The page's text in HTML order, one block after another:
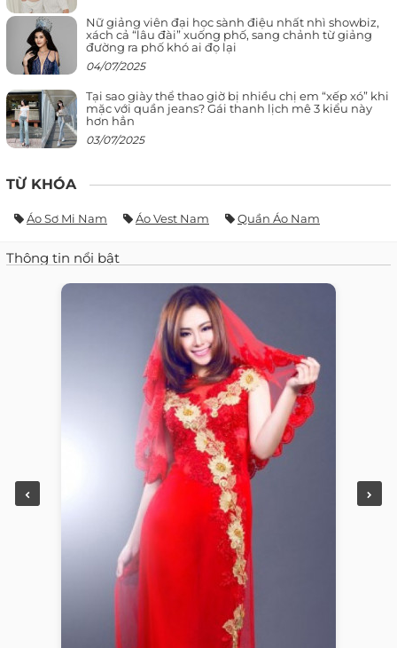
Nữ giảng viên đại học sành điệu nhất nhì showbiz,
xách cả “lâu đài” xuống phố, sang chảnh từ giảng
đường ra phố khó ai đọ lại
04/07/2025
Tại sao giày thể thao giờ bị nhiều chị em “xếp xó” khi
mặc với quần jeans? Gái thanh lịch mê 3 kiểu này
hơn hẳn
03/07/2025
TỪ KHÓA
Áo Sơ Mi Nam Áo Vest Nam Quần Áo Nam
Thông tin nổi bật